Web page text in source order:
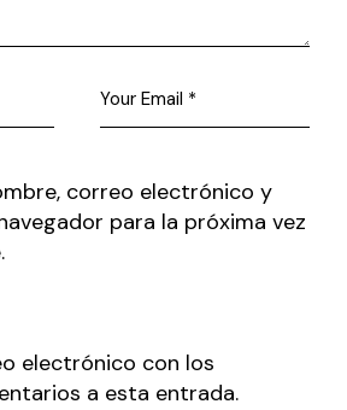
correo electrónico y
para la próxima vez
electrónico con los
a esta entrada.